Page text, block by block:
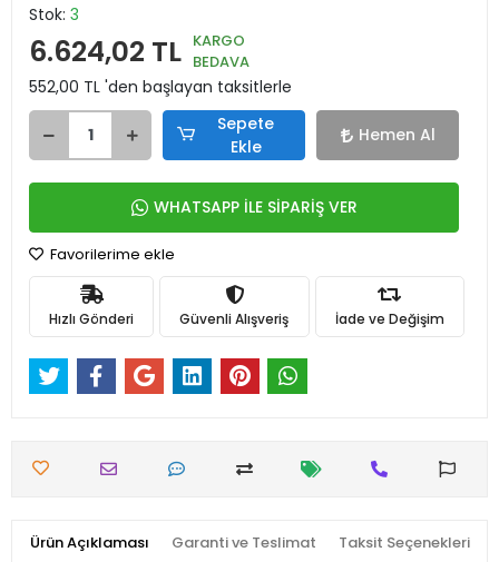
Stok: 3
6.624,02 TL KARGO
BEDAVA
552,00 TL 'den başlayan taksitlerle
Sepete
Ekle
Hemen Al
WHATSAPP İLE SİPARİŞ VER
Favorilerime ekle
Hızlı Gönderi Güvenli Alışveriş İade ve Değişim
Ürün Açıklaması Garanti ve Teslimat Taksit Seçenekleri